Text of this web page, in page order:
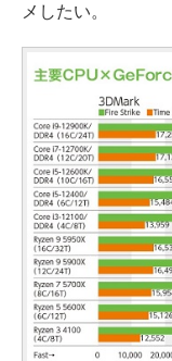
メしたい。